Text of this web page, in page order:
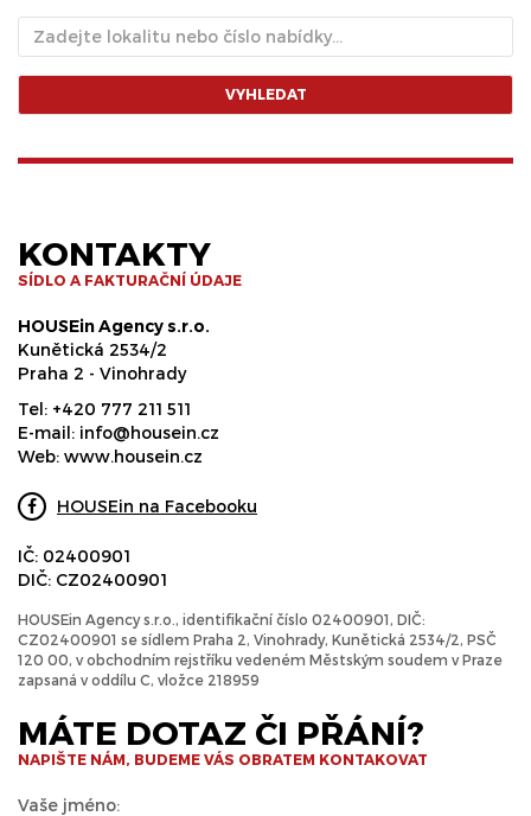
VYHLEDAT
KONTAKTY
SÍDLO A FAKTURAČNÍ ÚDAJE
HOUSEin Agency s.r.o.
Kunětická 2534/2
Praha 2 - Vinohrady
Tel: +420 777 211 511
E-mail: info@housein.cz
Web: www.housein.cz
HOUSEin na Facebooku
IČ: 02400901
DIČ: CZ02400901
HOUSEin Agency s.r.o., identifikační číslo 02400901, DIČ:
CZ02400901 se sídlem Praha 2, Vinohrady, Kunětická 2534/2, PSČ
120 00, v obchodním rejstříku vedeném Městským soudem v Praze
zapsaná v oddílu C, vložce 218959
MÁTE DOTAZ ČI PŘÁNÍ?
NAPIŠTE NÁM, BUDEME VÁS OBRATEM KONTAKOVAT
Vaše jméno: